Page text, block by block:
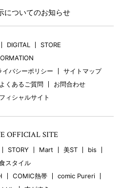
についてのお知らせ
DIGITAL
STORE
イバシーポリシー
サイトマップ
よくあるご質問
お問合わせ
ィシャルサイト
OFFICIAL SITE
STORY Mart 美ST
bis
スタイル
COMIC熱帯
comic Pureri